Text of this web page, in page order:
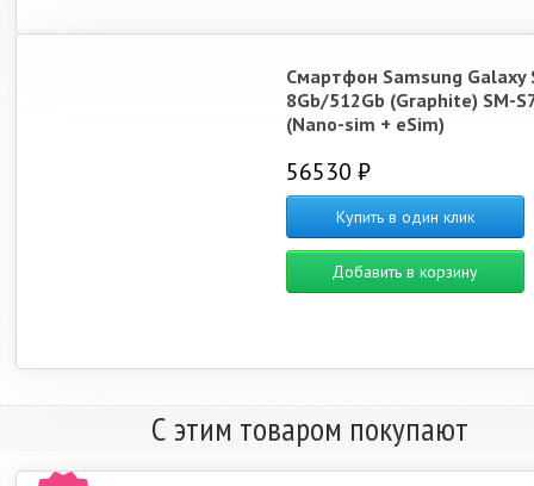
Смартфон Samsung Galaxy
8Gb/512Gb (Graphite) SM-
(Nano-sim + eSim)
56530 ₽
Купить в один клик
Добавить в корзину
С этим товаром покупают